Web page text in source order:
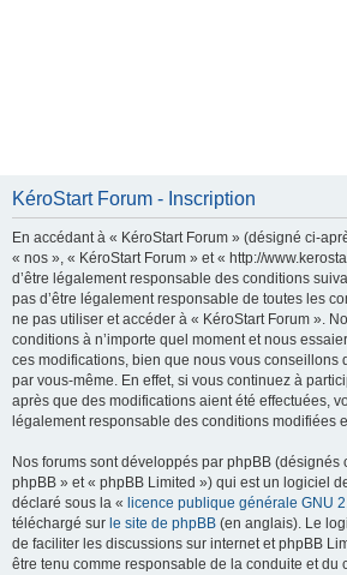
KéroStart Forum - Inscription
En accédant à « KéroStart Forum » (désigné ci-
« nos », « KéroStart Forum » et « http://
d’être légalement responsable des conditions
pas d’être légalement responsable de toutes les
ne pas utiliser et accéder à « KéroStart Forum ».
conditions à n’importe quel moment et nous
ces modifications, bien que nous vous conseillons
par vous-même. En effet, si vous continuez à
après que des modifications aient été effectuées,
légalement responsable des conditions modifiées
Nos forums sont développés par phpBB (désignés
phpBB » et « phpBB Limited ») qui est un logiciel
déclaré sous la « licence publique générale GNU
téléchargé sur le site de phpBB (en anglais). Le
de faciliter les discussions sur internet et phpBB
être tenu comme responsable de la conduite et du